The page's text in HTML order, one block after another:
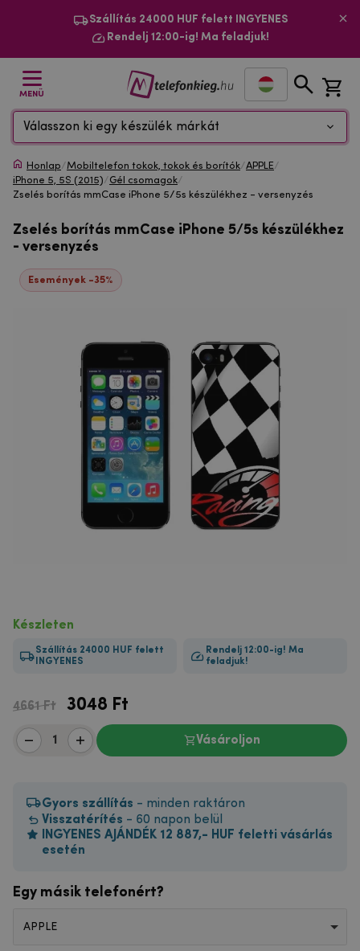
Szállítás 24000 HUF felett INGYENES
Rendelj 12:00-ig! Ma feladjuk!
MENÜ
Válasszon ki egy készülék márkát
Honlap/Mobiltelefon tokok, tokok és borítók/APPLE/
iPhone 5, 5S (2015)/Gél csomagok/
Zselés borítás mmCase iPhone 5/5s készülékhez - versenyzés
Zselés borítás mmCase iPhone 5/5s készülékhez
- versenyzés
Események -35%
Készleten
Szállítás 24000 HUF felett
INGYENES
Rendelj 12:00-ig! Ma
feladjuk!
4661 Ft 3048 Ft
Vásároljon
Gyors szállítás - minden raktáron
Visszatérítés - 60 napon belül
INGYENES AJÁNDÉK 12 887,- HUF feletti vásárlás
esetén
Egy másik telefonért?
APPLE